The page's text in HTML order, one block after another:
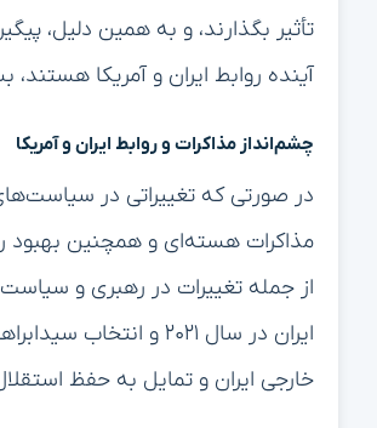
تأثیر بگذارند، و به همین دلیل،
آینده روابط ایران و آمریکا
چشم‌انداز مذاکرات و روابط ایران و آمریکا
در صورتی که تغییراتی در
مذاکرات هسته‌ای و همچنین بهبود
از جمله تغییرات در رهبری و
ایران در سال ۲۰۲۱
خارجی ایران و تمایل به حفظ